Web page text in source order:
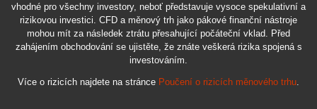
vhodné pro všechny investory, neboť představuje vysoce spekulativní a
rizikovou investici. CFD a měnový trh jako pákové finanční nástroje
mohou mít za následek ztrátu přesahující počáteční vklad. Před
zahájením obchodování se ujistěte, že znáte veškerá rizika spojená s
investováním.
Více o rizicích najdete na stránce Poučení o rizicích měnového trhu.